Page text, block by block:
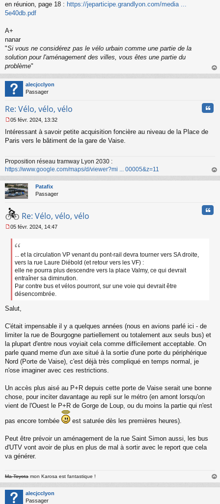
s
g
n
o
n
u
en réunion, page 18 : https://jeparticipe.grandlyon.com/media ...
5e40db.pdf
A+
nanar
"Si vous ne considérez pas le vélo urbain comme une partie de la
solution pour l'aménagement des villes, vous êtes une partie du
problème"
au
alecjcclyon
Passager
Re: Vélo, vélo, vélo
e
s
g
e
n
o
n
l
05 févr. 2024, 13:32
Intéressant à savoir petite acquisition foncière au niveau de la Place de
Paris vers le bâtiment de la gare de Vaise.
Proposition réseau tramway Lyon 2030 :
https://www.google.com/maps/d/viewer?mi ... 00005&z=11
au
Patafix
Passager
Re: Vélo, vélo, vélo
e
05 févr. 2024, 14:47
... et la circulation VP venant du pont-rail devra tourner vers SA droite,
vers la rue Laure Diébold (et retour vers les VF) :
elle ne pourra plus descendre vers la place Valmy, ce qui devrait
entraîner sa diminution.
Par contre bus et vélos pourront, sur une voie qui devrait être
désencombrée.
Salut,
C'était impensable il y a quelques années (nous en avions parlé ici - de
limiter la rue de Bourgogne partiellement ou totalement aux seuls bus) et
la plupart d'entre nous voyiait cela comme difficilement acceptable. On
parle quand meme d'un axe situé à la sortie d'une porte du périphérique
Nord (Porte de Vaise), c'est déjà très compliqué en temps normal, je
n'ose imaginer avec ces restrictions.
Un accès plus aisé au P+R depuis cette porte de Vaise serait une bonne
chose, pour inciter davantage au repli sur le métro (en amont lorsqu'on
vient de l'Ouest le P+R de Gorge de Loup, ou du moins la partie qui n'est
pas encore tombée est saturée dès les premières heures).
Peut être prévoir un aménagement de la rue Saint Simon aussi, les bus
d'UTV vont avoir de plus en plus de mal à sortir avec le report que cela
va générer.
Ma Toyota mon Karosa est fantastique !
au
alecjcclyon
Passager